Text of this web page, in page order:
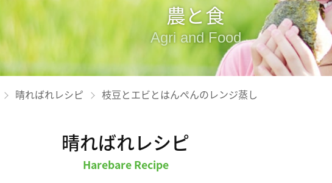
農と食
Agri and Food
晴ればれレシピ 枝豆とエビとはんぺんのレンジ蒸し
晴ればれレシピ
Harebare Recipe